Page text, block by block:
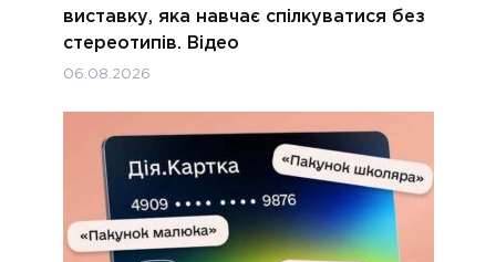
виставку, яка навчає спілкуватися без
стереотипів. Відео
06.08.2026